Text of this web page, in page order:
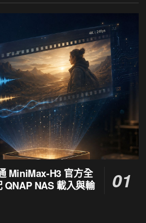
MiniMax-H3 官方全
QNAP NAS 載入與輸